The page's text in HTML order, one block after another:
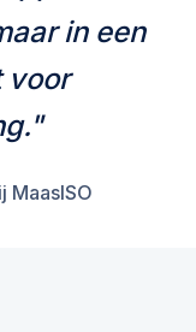
in een
voor
MaasISO